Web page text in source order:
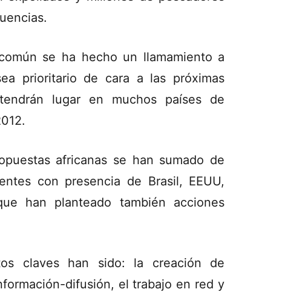
se ha hecho un llamamiento a
prioritario de cara a las próximas
lugar en muchos países de
africanas se han sumado de
con presencia de Brasil, EEUU,
han planteado también acciones
claves han sido: la creación de
difusión, el trabajo en red y